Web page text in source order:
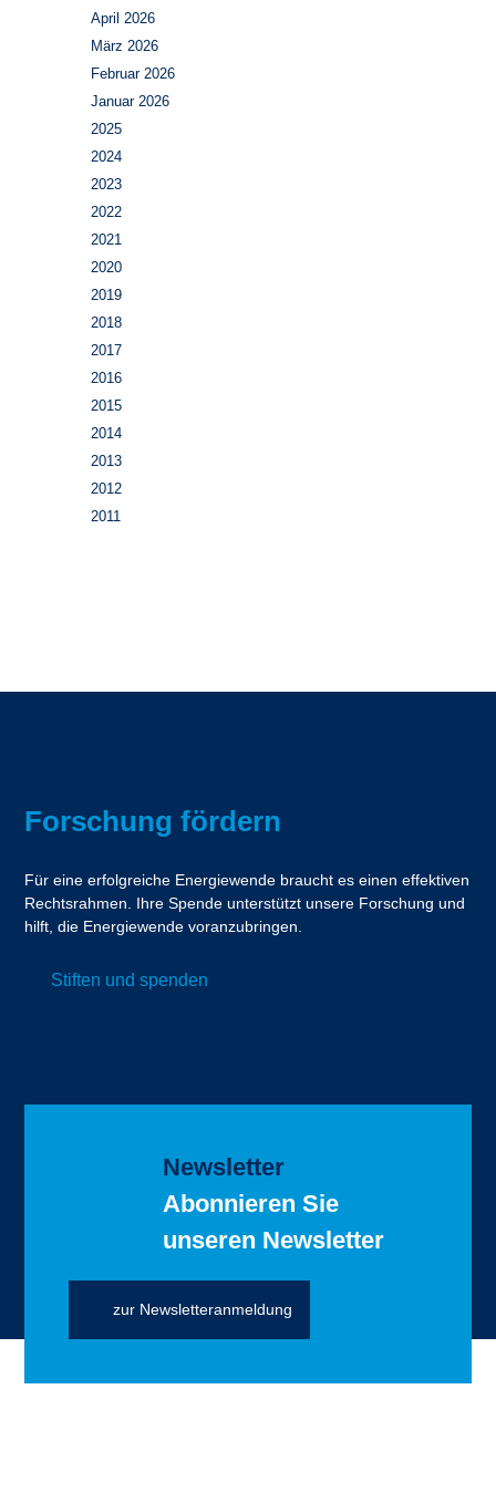
April 2026
März 2026
Februar 2026
Januar 2026
2025
2024
2023
2022
2021
2020
2019
2018
2017
2016
2015
2014
2013
2012
2011
Forschung fördern
Für eine erfolgreiche Energiewende braucht es einen effektiven
Rechtsrahmen. Ihre Spende unterstützt unsere Forschung und
hilft, die Energiewende voranzubringen.
Stiften und spenden
Newsletter
Abonnieren Sie
unseren Newsletter
zur Newsletteranmeldung